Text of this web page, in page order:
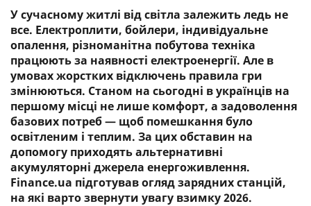
У сучасному житлі від світла залежить ледь не
все. Електроплити, бойлери, індивідуальне
опалення, різноманітна побутова техніка
працюють за наявності електроенергії. Але в
умовах жорстких відключень правила гри
змінюються. Станом на сьогодні в українців на
першому місці не лише комфорт, а задоволення
базових потреб — щоб помешкання було
освітленим і теплим. За цих обставин на
допомогу приходять альтернативні
акумуляторні джерела енергоживлення.
Finance.ua підготував огляд зарядних станцій,
на які варто звернути увагу взимку 2026.